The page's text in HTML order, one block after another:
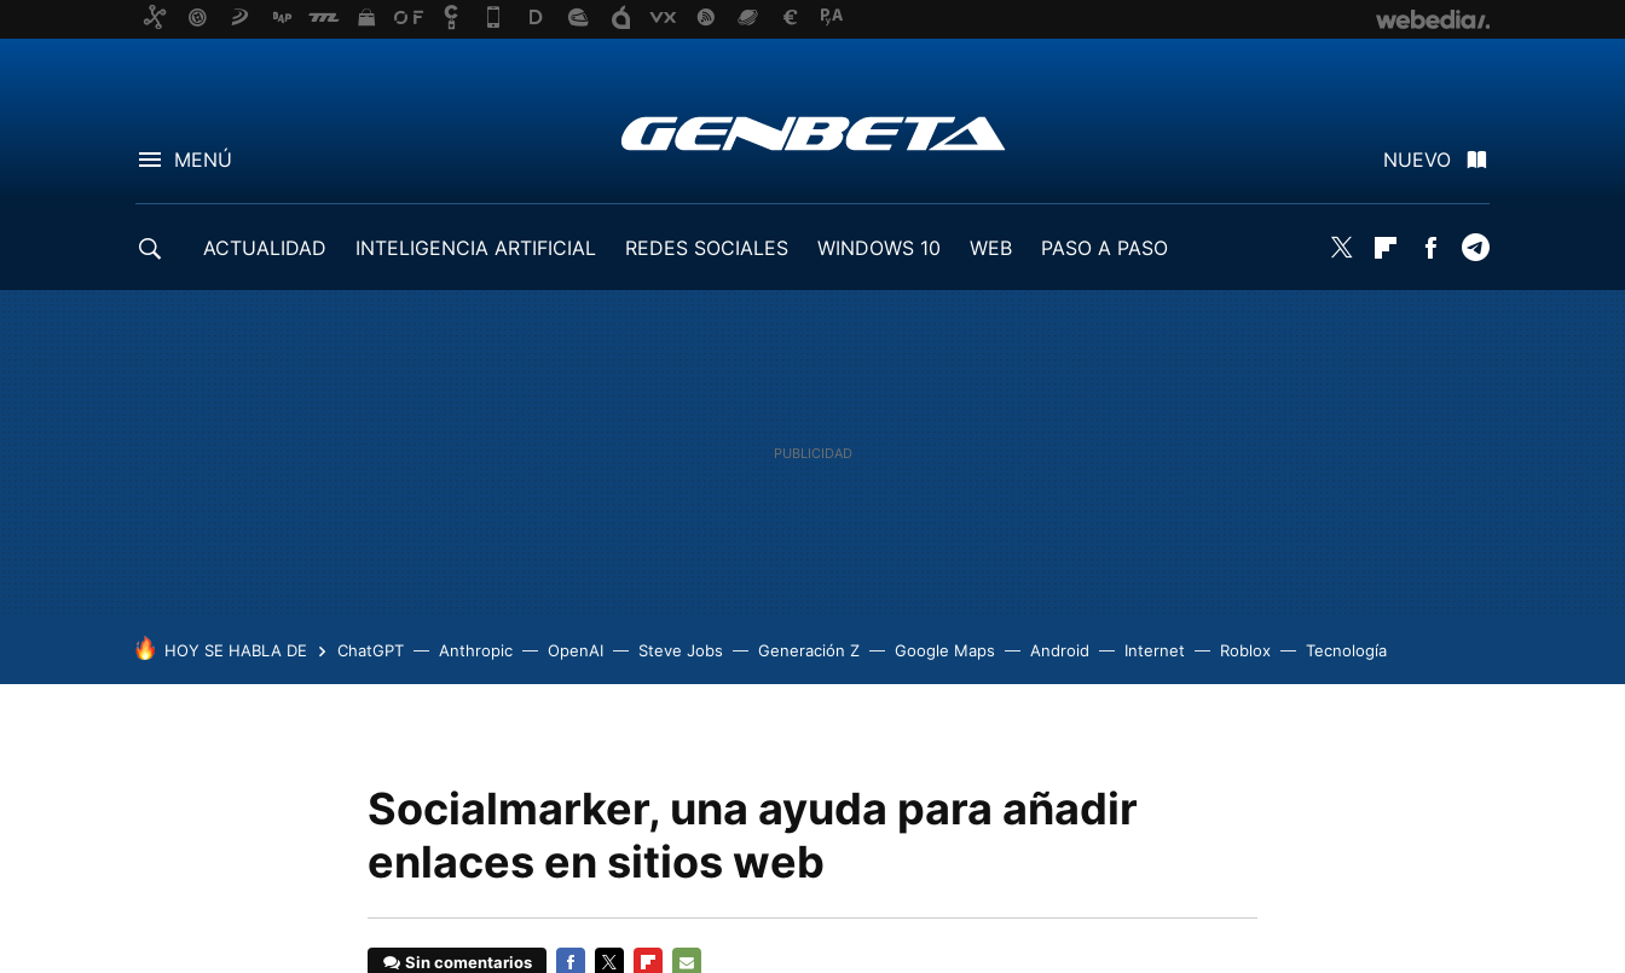
MENÚ NUEVO
ACTUALIDAD INTELIGENCIA ARTIFICIAL REDES SOCIALES WINDOWS 10 WEB
PASO A PASO
Twitter FlipboardFacebook
HOY SE HABLA DE ChatGPT Anthropic OpenAI Steve Jobs Generación Z Google Maps Android Internet Roblox Tecnología
Socialmarker, una ayuda para añadir
enlaces en sitios web
Sin comentarios